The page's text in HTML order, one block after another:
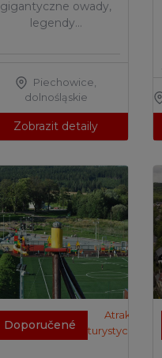
gigantyczne owady,
legendy…
Piechowice,
dolnośląskie
Zobrazit detaily
Doporučené
Atrakcje
turystyczne